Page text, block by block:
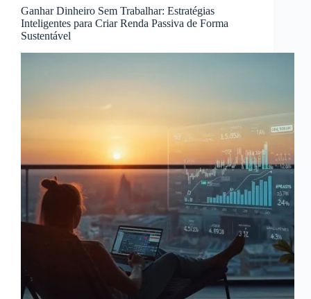
Ganhar Dinheiro Sem Trabalhar: Estratégias
Inteligentes para Criar Renda Passiva de Forma
Sustentável